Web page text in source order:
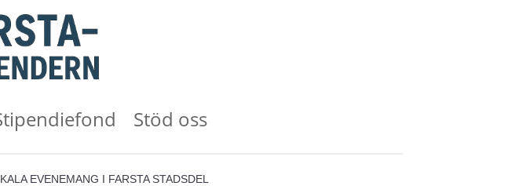
Stöd oss
EVENEMANG I FARSTA STADSDEL